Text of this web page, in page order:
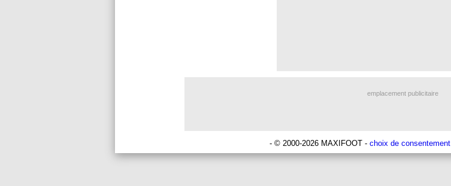
emplacement publicitaire
- © 2000-2026 MAXIFOOT - choix de consentement